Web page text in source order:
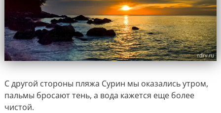
С другой стороны пляжа Сурин мы оказались утром,
пальмы бросают тень, а вода кажется еще более
чистой.